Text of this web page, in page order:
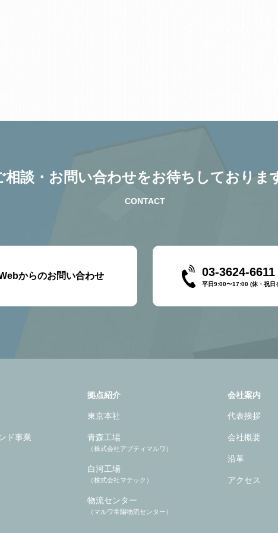
相談・お問い合わせをお待ちしておりま
CONTACT
からのお問い合わせ 03-3624-6611
平日9:00〜17:00 (休・祝日
ド事業
拠点紹介
東京本社
青森工場
（株式会社アプティマルワ）
白河工場
（株式会社マテック）
物流センター
（マルワ常陽物流センター）
会社案内
代表挨拶
会社概要
沿革
アクセス